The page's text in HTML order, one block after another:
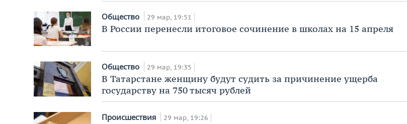
Общество 29 мар, 19:51
В России перенесли итоговое сочинение в школах на 15 апреля
Общество 29 мар, 19:35
В Татарстане женщину будут судить за причинение ущерба
государству на 750 тысяч рублей
Происшествия 29 мар, 19:26